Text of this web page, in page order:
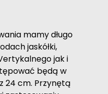
mamy długo
jaskółki,
jak i
będą w
24 cm. Przynętą